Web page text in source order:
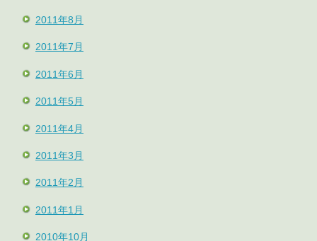
2011年8月
2011年7月
2011年6月
2011年5月
2011年4月
2011年3月
2011年2月
2011年1月
2010年10月